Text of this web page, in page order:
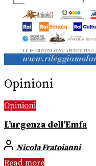
Opinioni
Opinioni
L’urgenza dell’Emfa
Nicola Fratoianni
Read more